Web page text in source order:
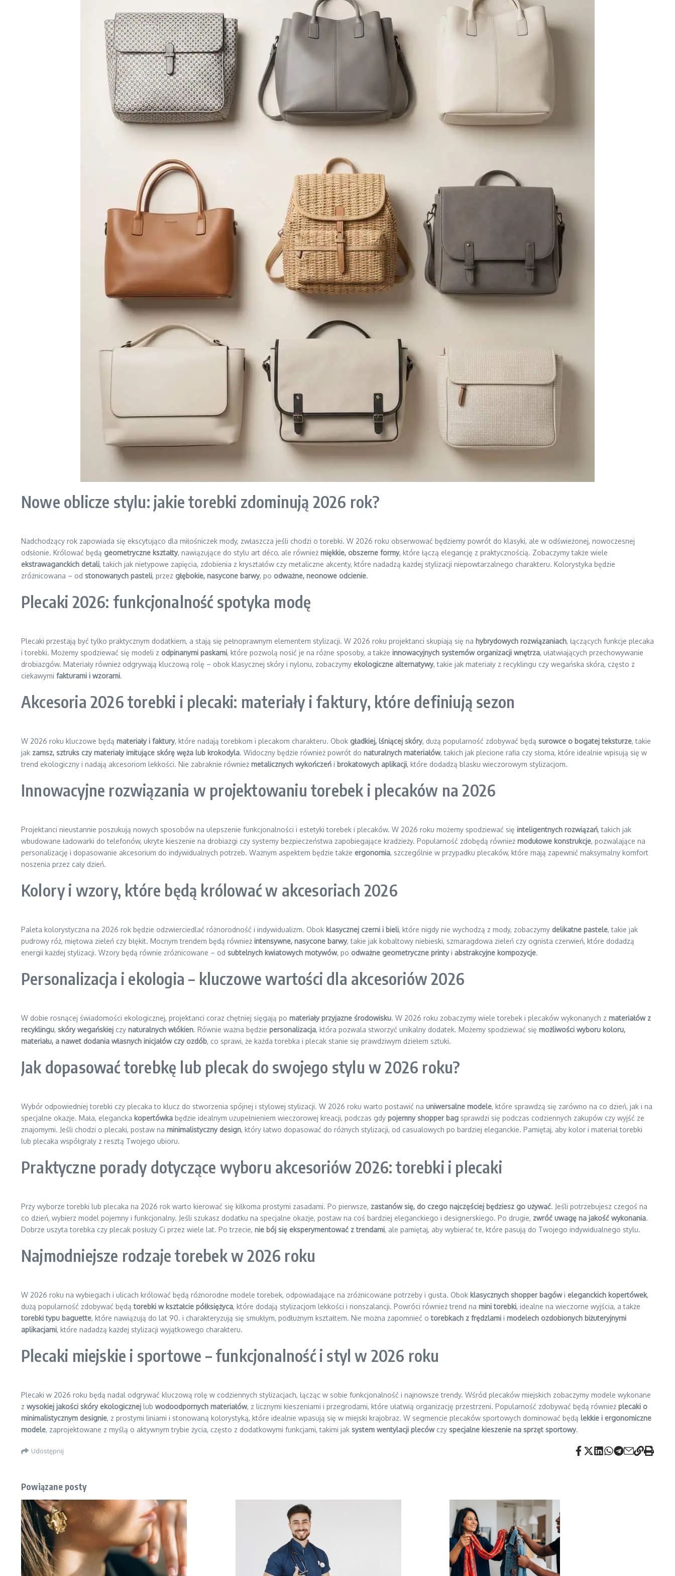
Nowe oblicze stylu: jakie torebki zdominują 2026 rok?
Nadchodzący rok zapowiada się ekscytująco dla miłośniczek mody, zwłaszcza jeśli chodzi o torebki. W 2026 roku obserwować będziemy powrót do klasyki, ale w odświeżonej, nowoczesnej
odsłonie. Królować będą geometryczne kształty, nawiązujące do stylu art déco, ale również miękkie, obszerne formy, które łączą elegancję z praktycznością. Zobaczymy także wiele
ekstrawaganckich detali, takich jak nietypowe zapięcia, zdobienia z kryształów czy metaliczne akcenty, które nadadzą każdej stylizacji niepowtarzalnego charakteru. Kolorystyka będzie
zróżnicowana – od stonowanych pasteli, przez głębokie, nasycone barwy, po odważne, neonowe odcienie.
Plecaki 2026: funkcjonalność spotyka modę
Plecaki przestają być tylko praktycznym dodatkiem, a stają się pełnoprawnym elementem stylizacji. W 2026 roku projektanci skupiają się na hybrydowych rozwiązaniach, łączących funkcje plecaka
i torebki. Możemy spodziewać się modeli z odpinanymi paskami, które pozwolą nosić je na różne sposoby, a także innowacyjnych systemów organizacji wnętrza, ułatwiających przechowywanie
drobiazgów. Materiały również odgrywają kluczową rolę – obok klasycznej skóry i nylonu, zobaczymy ekologiczne alternatywy, takie jak materiały z recyklingu czy wegańska skóra, często z
ciekawymi fakturami i wzorami.
Akcesoria 2026 torebki i plecaki: materiały i faktury, które definiują sezon
W 2026 roku kluczowe będą materiały i faktury, które nadają torebkom i plecakom charakteru. Obok gładkiej, lśniącej skóry, dużą popularność zdobywać będą surowce o bogatej teksturze, takie
jak zamsz, sztruks czy materiały imitujące skórę węża lub krokodyla. Widoczny będzie również powrót do naturalnych materiałów, takich jak plecione rafia czy słoma, które idealnie wpisują się w
trend ekologiczny i nadają akcesoriom lekkości. Nie zabraknie również metalicznych wykończeń i brokatowych aplikacji, które dodadzą blasku wieczorowym stylizacjom.
Innowacyjne rozwiązania w projektowaniu torebek i plecaków na 2026
Projektanci nieustannie poszukują nowych sposobów na ulepszenie funkcjonalności i estetyki torebek i plecaków. W 2026 roku możemy spodziewać się inteligentnych rozwiązań, takich jak
wbudowane ładowarki do telefonów, ukryte kieszenie na drobiazgi czy systemy bezpieczeństwa zapobiegające kradzieży. Popularność zdobędą również modułowe konstrukcje, pozwalające na
personalizację i dopasowanie akcesorium do indywidualnych potrzeb. Ważnym aspektem będzie także ergonomia, szczególnie w przypadku plecaków, które mają zapewnić maksymalny komfort
noszenia przez cały dzień.
Kolory i wzory, które będą królować w akcesoriach 2026
Paleta kolorystyczna na 2026 rok będzie odzwierciedlać różnorodność i indywidualizm. Obok klasycznej czerni i bieli, które nigdy nie wychodzą z mody, zobaczymy delikatne pastele, takie jak
pudrowy róż, miętowa zieleń czy błękit. Mocnym trendem będą również intensywne, nasycone barwy, takie jak kobaltowy niebieski, szmaragdowa zieleń czy ognista czerwień, które dodadzą
energii każdej stylizacji. Wzory będą równie zróżnicowane – od subtelnych kwiatowych motywów, po odważne geometryczne printyi abstrakcyjne kompozycje.
Personalizacja i ekologia – kluczowe wartości dla akcesoriów 2026
W dobie rosnącej świadomości ekologicznej, projektanci coraz chętniej sięgają po materiały przyjazne środowisku. W 2026 roku zobaczymy wiele torebek i plecaków wykonanych z materiałów z
recyklingu, skóry wegańskiej czy naturalnych włókien. Równie ważna będzie personalizacja, która pozwala stworzyć unikalny dodatek. Możemy spodziewać się możliwości wyboru koloru,
materiału, a nawet dodania własnych inicjałów czy ozdób, co sprawi, że każda torebka i plecak stanie się prawdziwym dziełem sztuki.
Jak dopasować torebkę lub plecak do swojego stylu w 2026 roku?
Wybór odpowiedniej torebki czy plecaka to klucz do stworzenia spójnej i stylowej stylizacji. W 2026 roku warto postawić na uniwersalne modele, które sprawdzą się zarówno na co dzień, jak i na
specjalne okazje. Mała, elegancka kopertówka będzie idealnym uzupełnieniem wieczorowej kreacji, podczas gdy pojemny shopper bag sprawdzi się podczas codziennych zakupów czy wyjść ze
znajomymi. Jeśli chodzi o plecaki, postaw na minimalistyczny design, który łatwo dopasować do różnych stylizacji, od casualowych po bardziej eleganckie. Pamiętaj, aby kolor i materiał torebki
lub plecaka współgrały z resztą Twojego ubioru.
Praktyczne porady dotyczące wyboru akcesoriów 2026: torebki i plecaki
Przy wyborze torebki lub plecaka na 2026 rok warto kierować się kilkoma prostymi zasadami. Po pierwsze, zastanów się, do czego najczęściej będziesz go używać. Jeśli potrzebujesz czegoś na
co dzień, wybierz model pojemny i funkcjonalny. Jeśli szukasz dodatku na specjalne okazje, postaw na coś bardziej eleganckiego i designerskiego. Po drugie, zwróć uwagę na jakość wykonania.
Dobrze uszyta torebka czy plecak posłuży Ci przez wiele lat. Po trzecie, nie bój się eksperymentować z trendami, ale pamiętaj, aby wybierać te, które pasują do Twojego indywidualnego stylu.
Najmodniejsze rodzaje torebek w 2026 roku
W 2026 roku na wybiegach i ulicach królować będą różnorodne modele torebek, odpowiadające na zróżnicowane potrzeby i gusta. Obok klasycznych shopper bagówi eleganckich kopertówek,
dużą popularność zdobywać będątorebki w kształcie półksiężyca, które dodają stylizacjom lekkości i nonszalancji. Powróci również trend na mini torebki, idealne na wieczorne wyjścia, a także
torebki typu baguette, które nawiązują do lat 90. i charakteryzują się smukłym, podłużnym kształtem. Nie można zapomnieć otorebkach z frędzlami i modelech ozdobionych biżuteryjnymi
aplikacjami, które nadadzą każdej stylizacji wyjątkowego charakteru.
Plecaki miejskie i sportowe – funkcjonalność i styl w 2026 roku
Plecaki w 2026 roku będą nadal odgrywać kluczową rolę w codziennych stylizacjach, łącząc w sobie funkcjonalność i najnowsze trendy. Wśród plecaków miejskich zobaczymy modele wykonane
z wysokiej jakości skóry ekologicznej lub wodoodpornych materiałów, z licznymi kieszeniami i przegrodami, które ułatwią organizację przestrzeni. Popularność zdobywać będą również plecaki o
minimalistycznym designie, z prostymi liniami i stonowaną kolorystyką, które idealnie wpasują się w miejski krajobraz. W segmencie plecaków sportowych dominować będą lekkie i ergonomiczne
modele, zaprojektowane z myślą o aktywnym trybie życia, często z dodatkowymi funkcjami, takimi jak system wentylacji plecówczy specjalne kieszenie na sprzęt sportowy.
Udostępnij
Powiązane posty